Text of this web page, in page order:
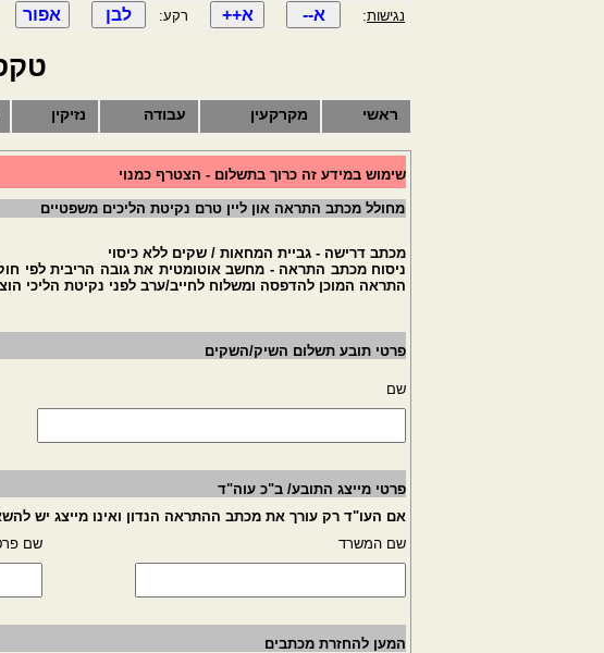
נגישות: רקע:
ראשי מקרקעין עבודה נזיקין
שימוש במידע זה כרוך בתשלום - הצטרף כמנוי
מחולל מכתב התראה און ליין טרם נקיטת הליכים משפטיים
מכתב דרישה - גביית המחאות / שקים ללא כיסוי
ניסוח מכתב התראה - מחשב אוטומטית את גובה הריבית לפי
התראה המוכן להדפסה ומשלוח לחייב/ערב לפני נקיטת הליכי
פרטי תובע תשלום השיק/השקים
שם
פרטי מייצג התובע/ ב"כ עוה"ד
אם העו"ד רק עורך את מכתב ההתראה הנדון ואינו מייצג יש
שם המשרד
שם
המען להחזרת מכתבים